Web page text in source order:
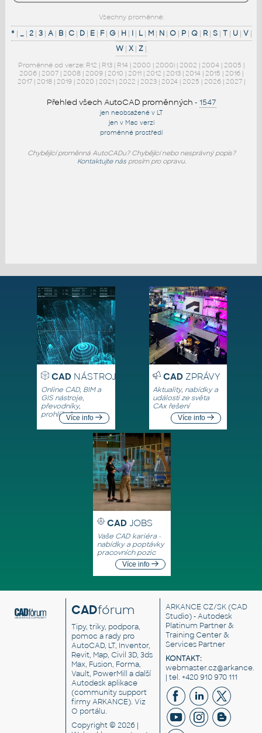
Všechny proměnné:
*| _| 2| 3| A| B| C| D| E| F| G| H | I| L| M| N| O| P| Q| R| S| T| U| V|
W | X | Z |
Proměnné od verze: R12 | R13 | R14 | 2000 | 2000i | 2002 | 2004 | 2005 |
2006 | 2007 | 2008 | 2009 | 2010 | 2011 | 2012 | 2013 | 2014 | 2015 | 2016 |
2017 | 2018 | 2019 | 2020 | 2021 | 2022 | 2023 | 2024 | 2025 | 2026 | 2027 |
Přehled všech AutoCAD proměnných - 1547
jen neobsažené v LT
jen v Mac verzi
proměnné prostředí
Chybějící proměnná AutoCADu? Chybějící nebo nesprávný popis?
Kontaktujte násprosím pro opravu.
CADNÁSTROJE
Online CAD, BIM a
GIS nástroje,
převodníky,
prohlížečeVíce info
CADZPRÁVY
Aktuality, nabídky a
události ze světa
CAx řešení
Více info
CAD JOBS
Vaše CAD kariéra -
nabídky a poptávky
pracovních pozic
Více info
CADfórum
Tipy, triky, podpora,
pomoc a rady pro
AutoCAD, LT, Inventor,
Revit, Map, Civil 3D, 3ds
Max, Fusion, Forma,
Vault, PowerMill a další
Autodesk aplikace
(community support
firmy ARKANCE). Viz
O portálu.
Copyright © 2026 |
ARKANCE CZ/SK(CAD
Studio) - Autodesk
Platinum Partner &
Training Center &
Services Partner
KONTAKT:
| tel. +420 910 970 111